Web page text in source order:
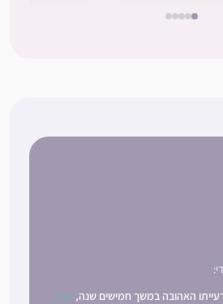
האהובה במשך חמישים שנה,קרול